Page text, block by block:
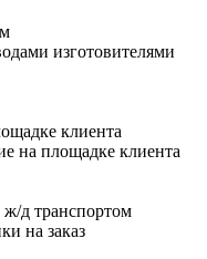
изготовителями
клиента
на площадке клиента
д транспортом
на заказ